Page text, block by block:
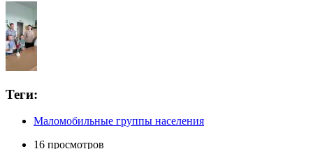
Теги:
Маломобильные группы населения
16 просмотров